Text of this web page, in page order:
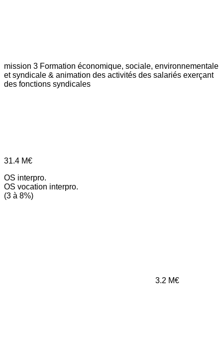
mission 3 Formation économique, sociale, environnementale
et syndicale & animation des activités des salariés exerçant
des fonctions syndicales
31.4 M€
OS interpro.
OS vocation interpro.
(3 à 8%)
3.2 M€